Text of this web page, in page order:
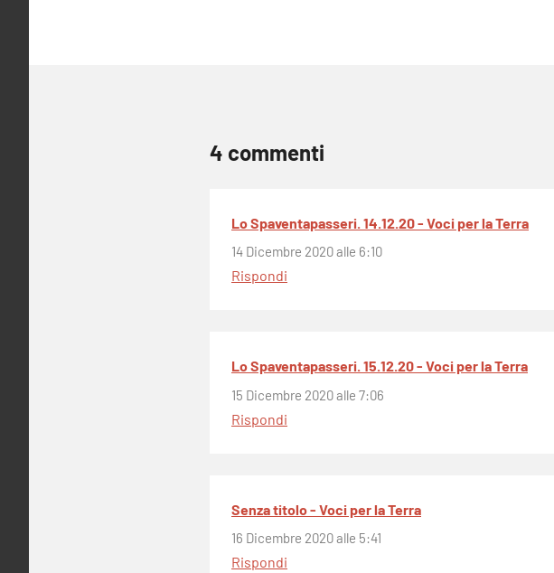
4 commenti
Lo Spaventapasseri. 14.12.20 - Voci per la Terra
14 Dicembre 2020 alle 6:10
Rispondi
Lo Spaventapasseri. 15.12.20 - Voci per la Terra
15 Dicembre 2020 alle 7:06
Rispondi
Senza titolo - Voci per la Terra
16 Dicembre 2020 alle 5:41
Rispondi